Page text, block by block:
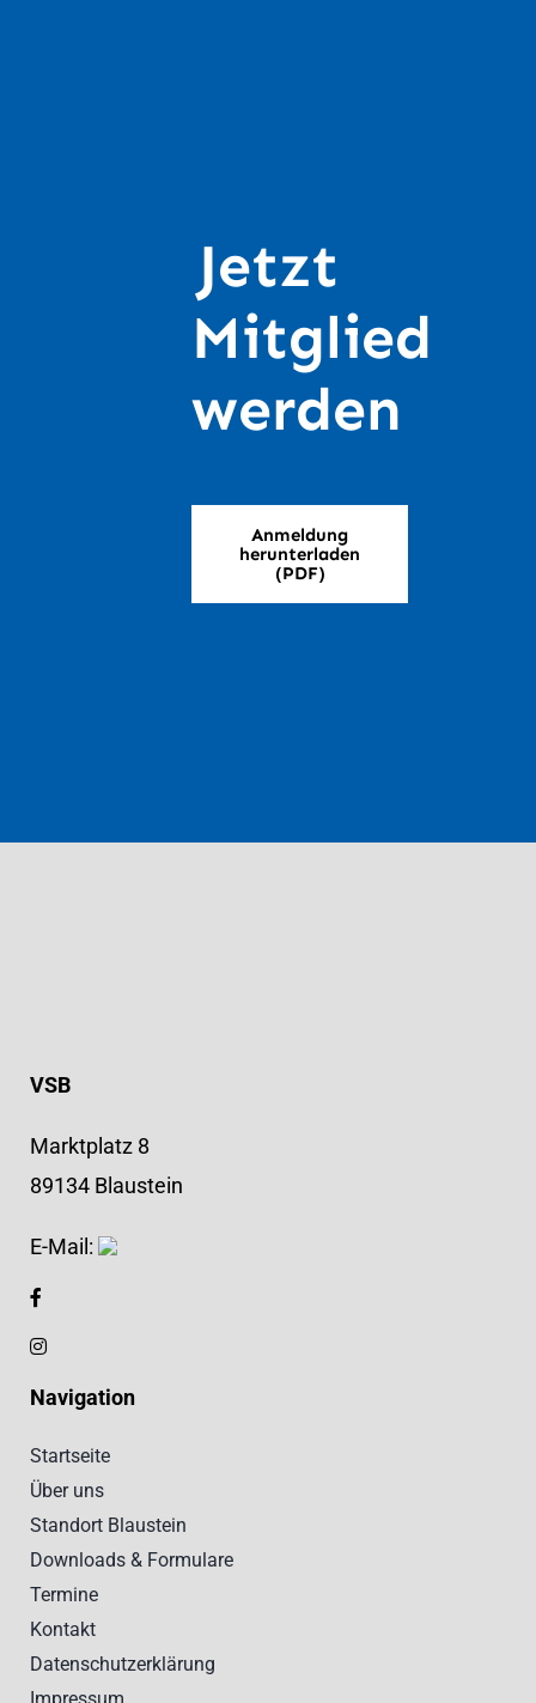
Jetzt
Mitglied
werden
Anmeldung
herunterladen
(PDF)
VSB
Marktplatz 8
89134 Blaustein
E-Mail:
Navigation
Startseite
Über uns
Standort Blaustein
Downloads & Formulare
Termine
Kontakt
Datenschutzerklärung